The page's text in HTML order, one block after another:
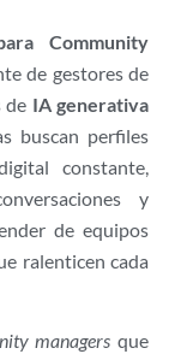
Community
de gestores de
de IA generativa
buscan perfiles
constante,
y
de equipos
ralenticen cada
managers que